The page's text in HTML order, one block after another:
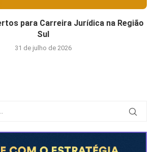
para Carreira Jurídica na Região
Sul
31 de julho de 2026